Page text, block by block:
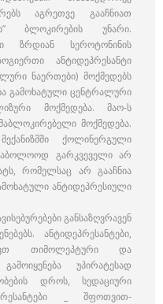
აგრეთვე გააჩნიათ
ბლოკირების უნარი.
ზრდიან სეროტონინის
ანტიდეპრესანტი
ნაერთები) მოქმედებს
გამოხატული ცენტრალური
მოქმედება. მაო-ს
მოქმედება.
ქოლინერგული
გარკვეველი არ
რომელსაც არ გააჩნია
ანტიდეპრესიული
განსაზღვრავენ
ანტიდეპრესანტები,
თიმოლეპტური და
უპირატესად
დროს, სედაციური
_ შფოთვით-